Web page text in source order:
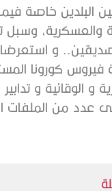
البلدين خاصة
والعسكرية، وسبل
و استعرضا
و الوقائية و
عدد من الملفات